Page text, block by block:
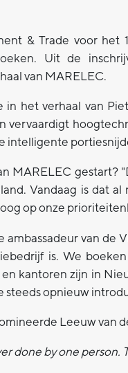
& Trade voor
Uit de
van MARELEC.
het verhaal van
vervaardigt
intelligente
MARELEC
Vandaag is dat
op onze
van de
is. We
kantoren zijn in
opnieuw
Leeuw van
done by one